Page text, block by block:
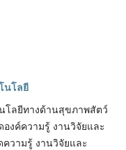
นโลยี
โลยีทางด้านสุขภาพสัตว์
องค์ความรู้ งานวิจัยและ
วามรู้ งานวิจัยและ